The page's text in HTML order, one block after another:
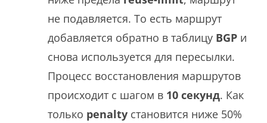
не подавляется. То есть маршрут
добавляется обратно в таблицу BGP и
снова используется для пересылки.
Процесс восстановления маршрутов
происходит с шагом в 10 секунд. Как
только penalty становится ниже 50%